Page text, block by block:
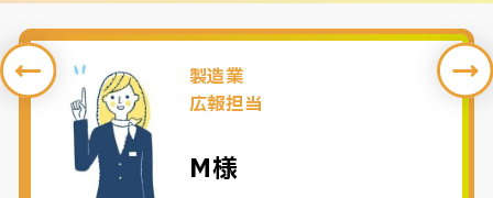
製造業
広報担当
M様